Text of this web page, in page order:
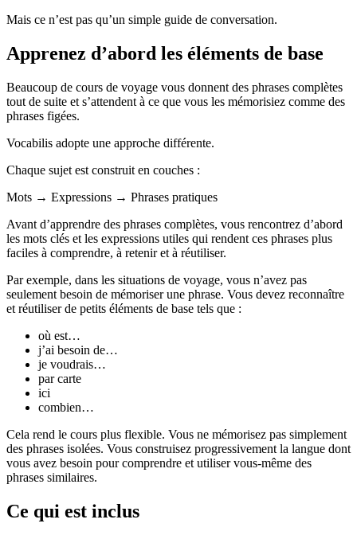
Mais ce n’est pas qu’un simple guide de conversation.
Apprenez d’abord les éléments de base
Beaucoup de cours de voyage vous donnent des phrases complètes
tout de suite et s’attendent à ce que vous les mémorisiez comme des
phrases figées.
Vocabilis adopte une approche différente.
Chaque sujet est construit en couches :
Mots → Expressions → Phrases pratiques
Avant d’apprendre des phrases complètes, vous rencontrez d’abord
les mots clés et les expressions utiles qui rendent ces phrases plus
faciles à comprendre, à retenir et à réutiliser.
Par exemple, dans les situations de voyage, vous n’avez pas
seulement besoin de mémoriser une phrase. Vous devez reconnaître
et réutiliser de petits éléments de base tels que :
où est…
j’ai besoin de…
je voudrais…
par carte
ici
combien…
Cela rend le cours plus flexible. Vous ne mémorisez pas simplement
des phrases isolées. Vous construisez progressivement la langue dont
vous avez besoin pour comprendre et utiliser vous-même des
phrases similaires.
Ce qui est inclus